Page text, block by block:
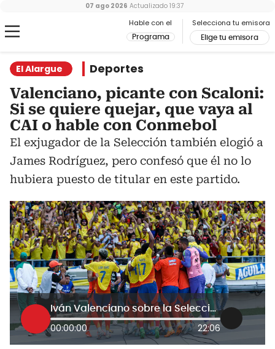
Hable con el
Programa
Selecciona tu emisora
Elige tu emisora
07 ago 2026 Actualizado 19:37
El Alargue Deportes
Valenciano, picante con Scaloni:
Si se quiere quejar, que vaya al
CAI o hable con Conmebol
El exjugador de la Selección también elogió a
James Rodríguez, pero confesó que él no lo
hubiera puesto de titular en este partido.
Iván Valenciano sobre la Selección Colombia: “Hay que aprovechar esta generación”
00:00:00 22:06